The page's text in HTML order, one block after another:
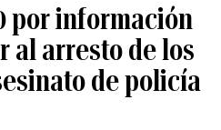
por información
al arresto de los
de policía